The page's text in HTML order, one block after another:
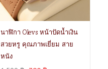
นาฬิกา Olevs หน้าปัดน้ำเงิน
สวยหรู คุณภาพเยี่ยม สาย
หนัง